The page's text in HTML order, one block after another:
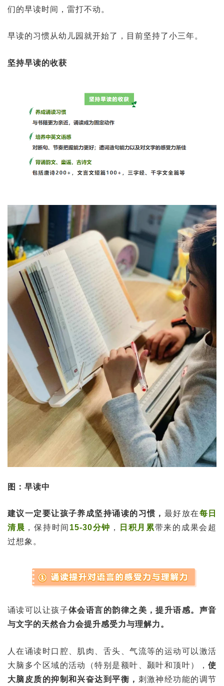
们的早读时间，雷打不动。
早读的习惯从幼儿园就开始了，目前坚持了小三年。
坚持早读的收获
图：早读中
建议一定要让孩子养成坚持诵读的习惯， 最好放在每日
清晨 ，保持时间 15-30分钟 ， 日积月累带来的成果会超
过想象。
诵读可以让孩子体会语言的韵律之美，提升语感。声音
与文字的天然合力会提升感受力与理解力。
人在诵读时口腔、肌肉、舌头、气流等的运动可以激活
大脑多个区域的活动（特别是额叶、颞叶和顶叶）， 使
大脑皮质的抑制和兴奋达到平衡， 刺激神经功能的调节